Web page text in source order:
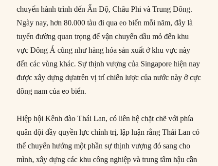
chuyến hành trình đến Ấn Độ, Châu Phi và Trung Đông.
Ngày nay, hơn 80.000 tàu đi qua eo biển mỗi năm, đây là
tuyến đường quan trọng để vận chuyển dầu mỏ đến khu
vực Đông Á cũng như hàng hóa sản xuất ở khu vực này
đến các vùng khác. Sự thịnh vượng của Singapore hiện nay
được xây dựng dựatrên vị trí chiến lược của nước này ở cực
đông nam của eo biển.
Hiệp hội Kênh đào Thái Lan, có liên hệ chặt chẽ với phía
quân đội đầy quyền lực chính trị, lập luận rằng Thái Lan có
thể chuyển hướng một phần sự thịnh vượng đó sang cho
mình, xây dựng các khu công nghiệp và trung tâm hậu cần